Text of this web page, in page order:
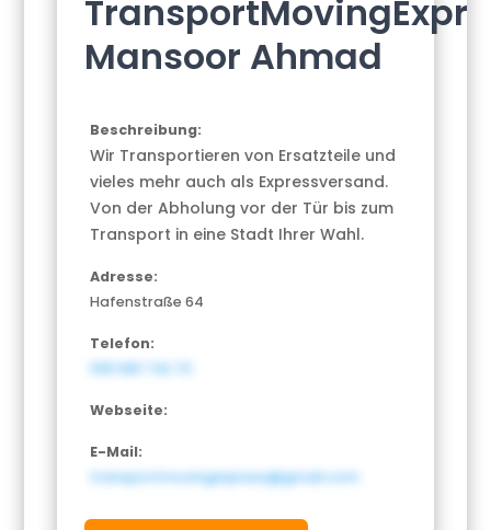
Mansoor Ahmad
Beschreibung:
Wir Transportieren von Ersatzteile und
vieles mehr auch als Expressversand.
Von der Abholung vor der Tür bis zum
Transport in eine Stadt Ihrer Wahl.
Adresse:
Hafenstraße 64
Telefon:
0151 681 742 70
Webseite:
E-Mail:
transportmovingexpress@gmail.com